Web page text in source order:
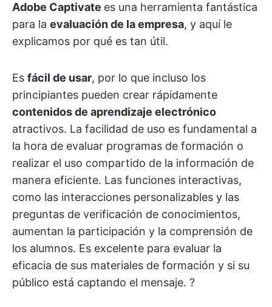
Adobe Captivate es una herramienta fantástica
para la evaluación de la empresa, y aquí le
explicamos por qué es tan útil.
Es fácil de usar, por lo que incluso los
principiantes pueden crear rápidamente
contenidos de aprendizaje electrónico
atractivos. La facilidad de uso es fundamental a
la hora de evaluar programas de formación o
realizar el uso compartido de la información de
manera eficiente. Las funciones interactivas,
como las interacciones personalizables y las
preguntas de verificación de conocimientos,
aumentan la participación y la comprensión de
los alumnos. Es excelente para evaluar la
eficacia de sus materiales de formación y si su
público está captando el mensaje. ?